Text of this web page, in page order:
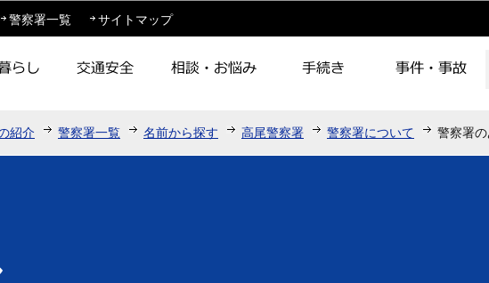
このページの本文へ移動
警察署一覧 サイトマップ
紹介 警察署一覧 名前から探す 高尾警察署 警察署について 警察署